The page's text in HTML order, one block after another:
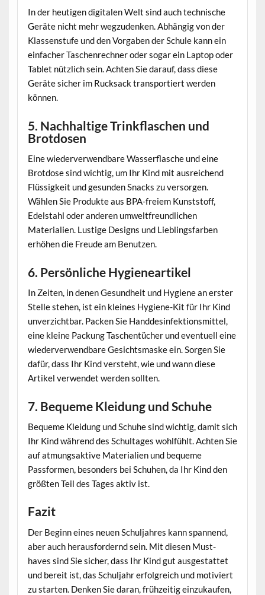
In der heutigen digitalen Welt sind auch technische
Geräte nicht mehr wegzudenken. Abhängig von der
Klassenstufe und den Vorgaben der Schule kann ein
einfacher Taschenrechner oder sogar ein Laptop oder
Tablet nützlich sein. Achten Sie darauf, dass diese
Geräte sicher im Rucksack transportiert werden
können.
5. Nachhaltige Trinkflaschen und
Brotdosen
Eine wiederverwendbare Wasserflasche und eine
Brotdose sind wichtig, um Ihr Kind mit ausreichend
Flüssigkeit und gesunden Snacks zu versorgen.
Wählen Sie Produkte aus BPA-freiem Kunststoff,
Edelstahl oder anderen umweltfreundlichen
Materialien. Lustige Designs und Lieblingsfarben
erhöhen die Freude am Benutzen.
6. Persönliche Hygieneartikel
In Zeiten, in denen Gesundheit und Hygiene an erster
Stelle stehen, ist ein kleines Hygiene-Kit für Ihr Kind
unverzichtbar. Packen Sie Handdesinfektionsmittel,
eine kleine Packung Taschentücher und eventuell eine
wiederverwendbare Gesichtsmaske ein. Sorgen Sie
dafür, dass Ihr Kind versteht, wie und wann diese
Artikel verwendet werden sollten.
7. Bequeme Kleidung und Schuhe
Bequeme Kleidung und Schuhe sind wichtig, damit sich
Ihr Kind während des Schultages wohlfühlt. Achten Sie
auf atmungsaktive Materialien und bequeme
Passformen, besonders bei Schuhen, da Ihr Kind den
größten Teil des Tages aktiv ist.
Fazit
Der Beginn eines neuen Schuljahres kann spannend,
aber auch herausfordernd sein. Mit diesen Must-
haves sind Sie sicher, dass Ihr Kind gut ausgestattet
und bereit ist, das Schuljahr erfolgreich und motiviert
zu starten. Denken Sie daran, frühzeitig einzukaufen,